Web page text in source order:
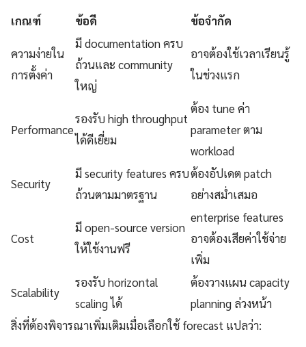
เกณฑ์ ข้อดี ข้อจำกัด
ความง่ายใน
การตั้งค่า
มี documentation ครบ
ถ้วนและ community
ใหญ่
อาจต้องใช้เวลาเรียนรู้
ในช่วงแรก
Performance
รองรับ high throughput
ได้ดีเยี่ยม
ต้อง tune ค่า
parameter ตาม
workload
Security
มี security features ครบ
ถ้วนตามมาตรฐาน
ต้องอัปเดต patch
อย่างสม่ำเสมอ
Cost
มี open-source version
ให้ใช้งานฟรี
enterprise features
อาจต้องเสียค่าใช้จ่าย
เพิ่ม
Scalability
รองรับ horizontal
scaling ได้
ต้องวางแผน capacity
planning ล่วงหน้า
สิ่งที่ต้องพิจารณาเพิ่มเติมเมื่อเลือกใช้ forecast แปลว่า: